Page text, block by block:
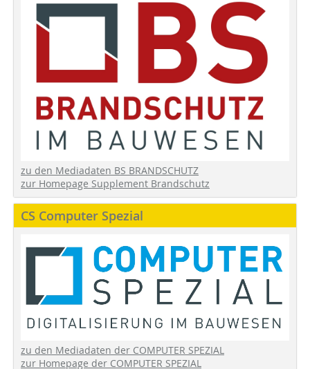
zu den Mediadaten BS BRANDSCHUTZ
zur Homepage Supplement Brandschutz
CS Computer Spezial
zu den Mediadaten der COMPUTER SPEZIAL
zur Homepage der COMPUTER SPEZIAL